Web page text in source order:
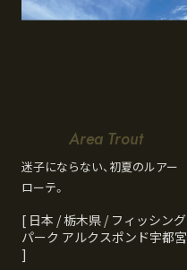
Area Trout
迷子にならない、初夏のルアー
ローテ。
[ 日本 / 栃木県 / フィッシング
パーク アルクスポンド宇都宮
]